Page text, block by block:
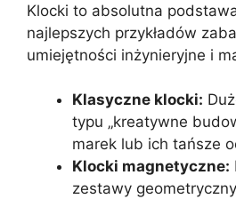
Klocki to absolutna
najlepszych przykładów
umiejętności inżynieryjne i
Klasyczne klocki:
typu „kreatywne
marek lub ich tańsze
Klocki magnetyczne:
zestawy